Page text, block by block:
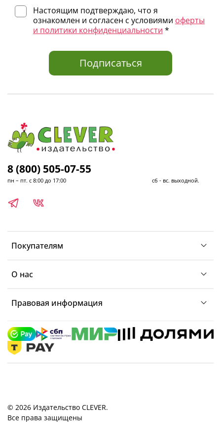
Настоящим подтверждаю, что я
ознакомлен и согласен с условиями оферты
и политики конфиденциальности *
Подписаться
Покупателям
О нас
Правовая информация
8 (800) 505-07-55
пн – пт. с 8:00 до 17:00 сб - вс. выходной.
© 2026 Издательство CLEVER.
Все права защищены